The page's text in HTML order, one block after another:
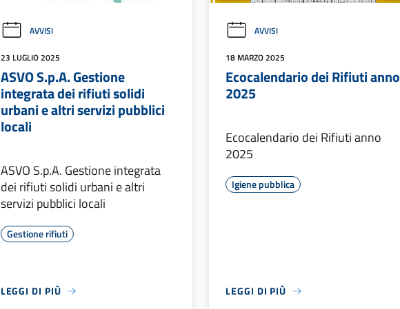
AVVISI
23 LUGLIO 2025
ASVO S.p.A. Gestione
integrata dei rifiuti solidi
urbani e altri servizi pubblici
locali
ASVO S.p.A. Gestione integrata
dei rifiuti solidi urbani e altri
servizi pubblici locali
Gestione rifiuti
LEGGI DI PIÙ
AVVISI
18 MARZO 2025
Ecocalendario dei Rifiuti anno
2025
Ecocalendario dei Rifiuti anno
2025
Igiene pubblica
LEGGI DI PIÙ